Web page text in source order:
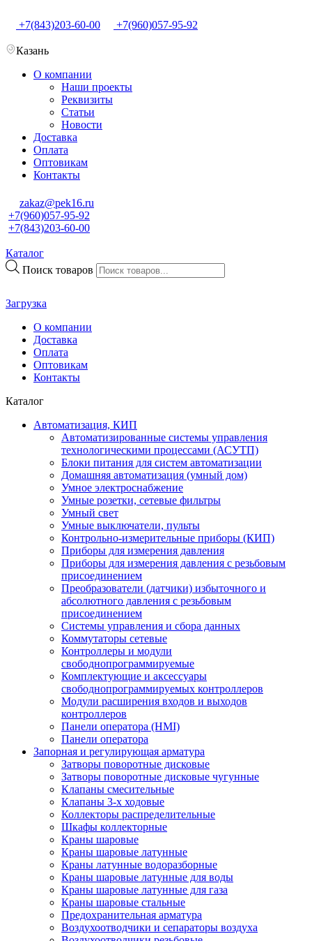
+7(843)203-60-00 +7(960)057-95-92
Казань
О компании
Наши проекты
Реквизиты
Статьи
Новости
Доставка
Оплата
Оптовикам
Контакты
zakaz@pek16.ru
+7(960)057-95-92
+7(843)203-60-00
Каталог
Поиск товаров
Загрузка
О компании
Доставка
Оплата
Оптовикам
Контакты
Каталог
Автоматизация, КИП
Автоматизированные системы управления
технологическими процессами (АСУТП)
Блоки питания для систем автоматизации
Домашняя автоматизация (умный дом)
Умное электроснабжение
Умные розетки, сетевые фильтры
Умный свет
Умные выключатели, пульты
Контрольно-измерительные приборы (КИП)
Приборы для измерения давления
Приборы для измерения давления с резьбовым
присоединением
Преобразователи (датчики) избыточного и
абсолютного давления с резьбовым
присоединением
Системы управления и сбора данных
Коммутаторы сетевые
Контроллеры и модули
свободнопрограммируемые
Комплектующие и аксессуары
свободнопрограммируемых контроллеров
Модули расширения входов и выходов
контроллеров
Панели оператора (HMI)
Панели оператора
Запорная и регулирующая арматура
Затворы поворотные дисковые
Затворы поворотные дисковые чугунные
Клапаны смесительные
Клапаны 3-х ходовые
Коллекторы распределительные
Шкафы коллекторные
Краны шаровые
Краны шаровые латунные
Краны латунные водоразборные
Краны шаровые латунные для воды
Краны шаровые латунные для газа
Краны шаровые стальные
Предохранительная арматура
Воздухоотводчики и сепараторы воздуха